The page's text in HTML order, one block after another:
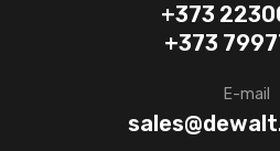
+373
+373
E-mail